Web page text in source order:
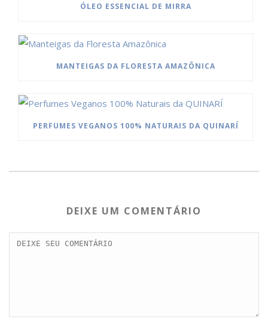
ÓLEO ESSENCIAL DE MIRRA
MANTEIGAS DA FLORESTA AMAZÔNICA
PERFUMES VEGANOS 100% NATURAIS DA QUINARÍ
DEIXE UM COMENTÁRIO